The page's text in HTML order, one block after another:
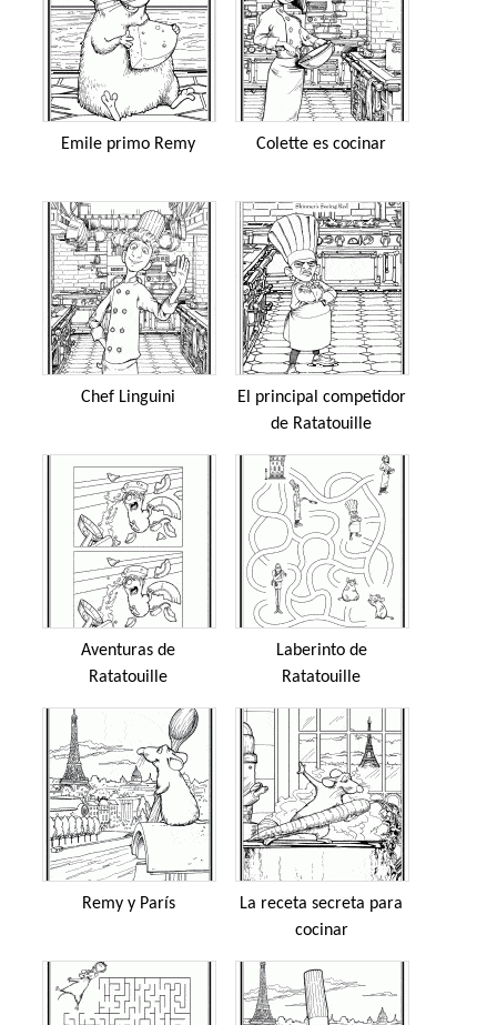
Emile primo Remy Colette es cocinar
Chef Linguini
El principal competidor
de Ratatouille
Aventuras de
Ratatouille
Laberinto de
Ratatouille
Remy y París
La receta secreta para
cocinar